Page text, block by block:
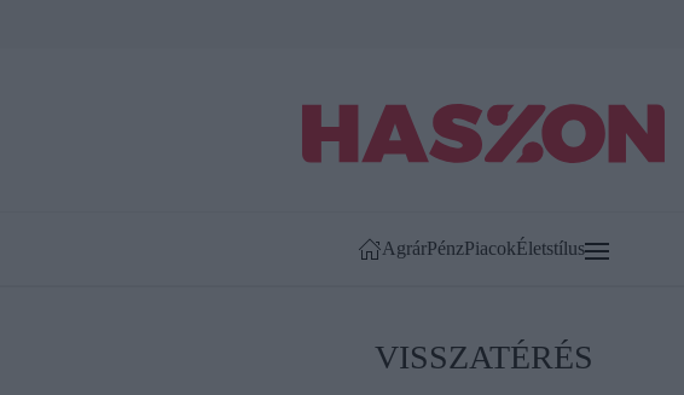
AgrárPénzPiacokÉletstílus
VISSZATÉRÉS